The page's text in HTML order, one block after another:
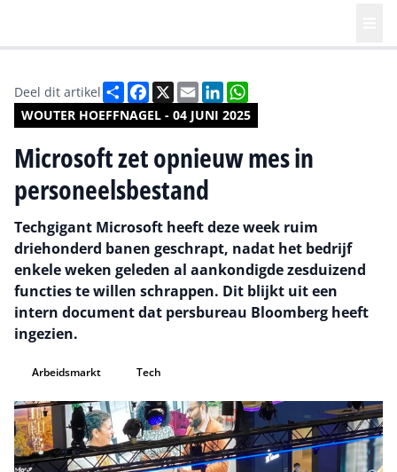
WOUTER HOEFFNAGEL - 04 JUNI 2025
Deel dit artikel DeelFacebook
X EmailLinkedIn
Microsoft zet opnieuw mes in
personeelsbestand
Techgigant Microsoft heeft deze week ruim
driehonderd banen geschrapt, nadat het bedrijf
enkele weken geleden al aankondigde zesduizend
functies te willen schrappen. Dit blijkt uit een
intern document dat persbureau Bloomberg heeft
ingezien.
Arbeidsmarkt Tech